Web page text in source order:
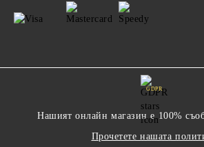
GDPR
Нашият онлайн магазин е 100%
Прочетете нашата